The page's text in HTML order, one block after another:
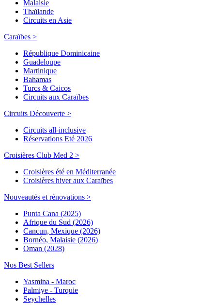
Malaisie
Thaïlande
Circuits en Asie
Caraïbes >
République Dominicaine
Guadeloupe
Martinique
Bahamas
Turcs & Caicos
Circuits aux Caraïbes
Circuits Découverte >
Circuits all-inclusive
Réservations Eté 2026
Croisières Club Med 2 >
Croisières été en Méditerranée
Croisières hiver aux Caraïbes
Nouveautés et rénovations >
Punta Cana (2025)
Afrique du Sud (2026)
Cancun, Mexique (2026)
Bornéo, Malaisie (2026)
Oman (2028)
Nos Best Sellers
Yasmina - Maroc
Palmiye - Turquie
Seychelles